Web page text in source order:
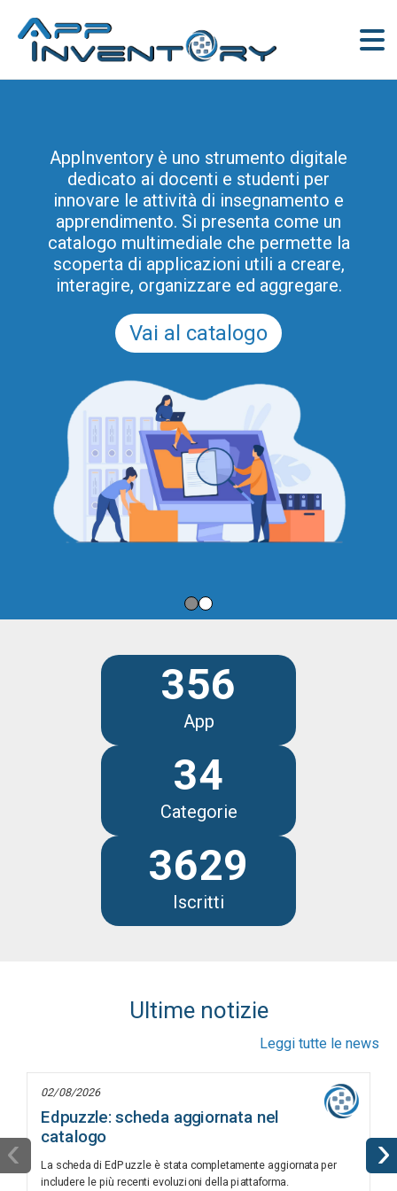
AppInventory è uno strumento digitale
dedicato ai docenti e studenti per
innovare le attività di insegnamento e
apprendimento. Si presenta come un
catalogo multimediale che permette la
scoperta di applicazioni utili a creare,
interagire, organizzare ed aggregare.
Vai al catalogo
(AppInventory4Edu) rappresenta
un’azione mirata di formazione continua
per gli insegnanti di scuole di ogni ordine
e grado. Tale progetto rientra tra le azioni
di innovazione metodologica e didattica
promosse dal Programma Regionale per
la Scuola Digitale in Friuli Venezia Giulia
2025-2028 (e prima del PRSD FVG 2021-
2025).
356
App
34
Categorie
3629
Iscritti
Ultime notizie
Leggi tutte le news
02/08/2026
Edpuzzle: scheda aggiornata nel
catalogo
La scheda di EdPuzzle è stata completamente aggiornata per
includere le più recenti evoluzioni della piattaforma.
‹ ›